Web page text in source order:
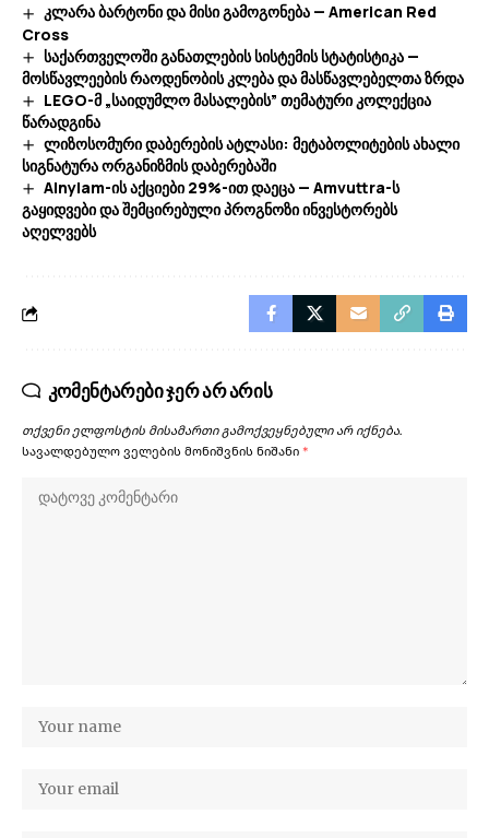
კლარა ბარტონი და მისი გამოგონება — American Red
Cross
საქართველოში განათლების სისტემის სტატისტიკა —
მოსწავლეების რაოდენობის კლება და მასწავლებელთა ზრდა
LEGO-მ „საიდუმლო მასალების” თემატური კოლექცია
წარადგინა
ლიზოსომური დაბერების ატლასი: მეტაბოლიტების ახალი
სიგნატურა ორგანიზმის დაბერებაში
Alnylam-ის აქციები 29%-ით დაეცა — Amvuttra-ს
გაყიდვები და შემცირებული პროგნოზი ინვესტორებს
აღელვებს
კომენტარები ჯერ არ არის
თქვენი ელფოსტის მისამართი გამოქვეყნებული არ იქნება.
სავალდებულო ველების მონიშვნის ნიშანი *